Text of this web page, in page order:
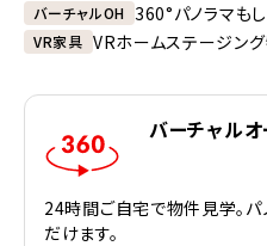
バーチャルOH 360°パノラマも
VR家具 VRホームステージン
バーチャル
24時間ご自宅で物件見学。
だけます。